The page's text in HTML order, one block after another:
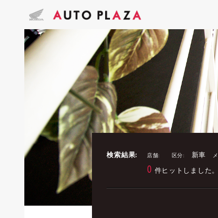
検索結果: 店舗: 区分: 新車
0 件ヒットしました。